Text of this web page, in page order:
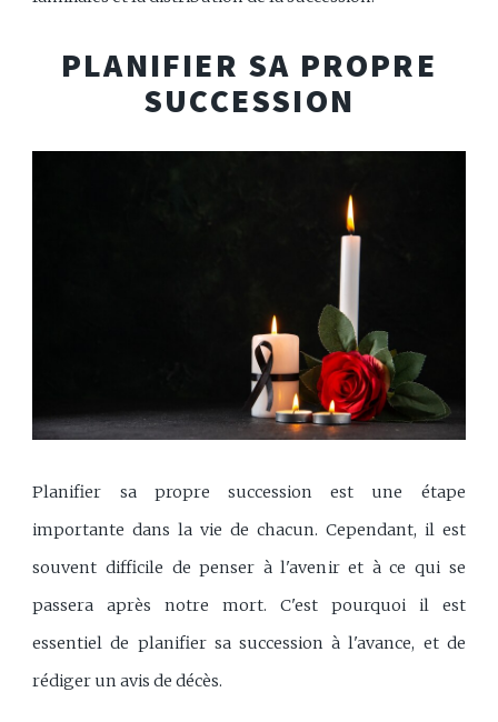
PLANIFIER SA PROPRE
SUCCESSION
Planifier sa propre succession est une étape
importante dans la vie de chacun. Cependant, il est
souvent difficile de penser à l'avenir et à ce qui se
passera après notre mort. C'est pourquoi il est
essentiel de planifier sa succession à l'avance, et de
rédiger un avis de décès.